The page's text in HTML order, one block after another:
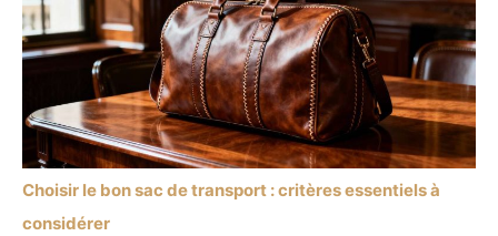
Choisir le bon sac de transport : critères essentiels à
considérer